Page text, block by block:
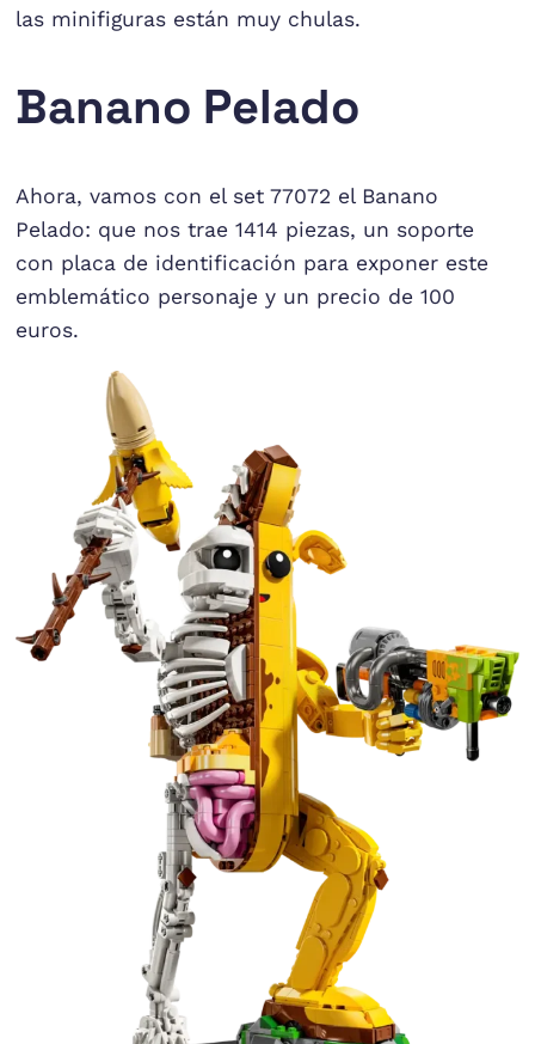
las minifiguras están muy chulas.
Banano Pelado
Ahora, vamos con el set 77072 el Banano
Pelado: que nos trae 1414 piezas, un soporte
con placa de identificación para exponer este
emblemático personaje y un precio de 100
euros.